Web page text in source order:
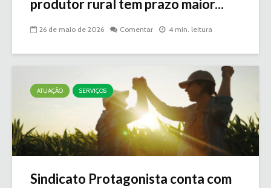
produtor rural tem prazo maior...
26 de maio de 2026 Comentar 4 min. leitura
ATUAÇÃO SERVIÇOS
Sindicato Protagonista conta com